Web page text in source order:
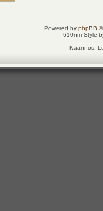
Powered by phpBB
610nm Style
Käännös,